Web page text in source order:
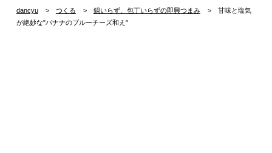
dancyu つくる 鍋いらず、包丁いらずの即興つまみ
甘味と塩気
が絶妙な"バナナのブルーチーズ和え"